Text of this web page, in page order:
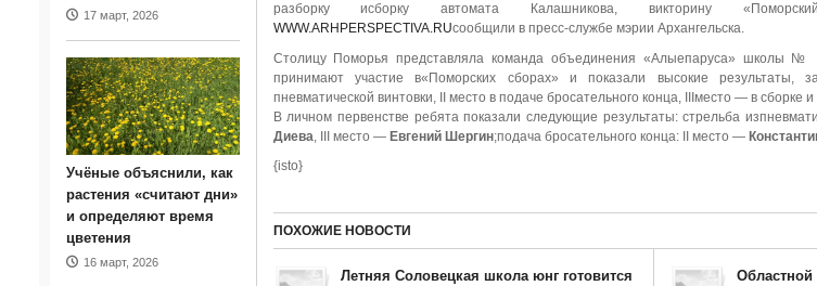
появились в Монтгомери
разборку исборку автомата Калашникова, викторину
WWW.ARHPERSPECTIVA.RUсообщили в пресс-службе мэрии Архангельска.
Столицу Поморья представляла команда объединения «Алыепаруса» школы
принимают участие в«Поморских сборах» и показали высокие результаты,
пневматической винтовки, II место в подаче бросательного конца, IIIместо — в сборке
В личном первенстве ребята показали следующие результаты: стрельба
Диева, III место — Евгений Шергин;подача бросательного конца: II место —
{isto}
ПОХОЖИЕ НОВОСТИ
Летняя Соловецкая школа юнг готовится
Областной
17 март, 2026
Учёные объяснили, как
растения «считают дни»
и определяют время
цветения
16 март, 2026